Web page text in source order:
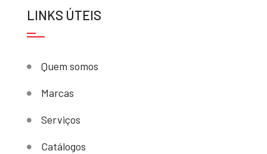
LINKS ÚTEIS
Quem somos
Marcas
Serviços
Catálogos